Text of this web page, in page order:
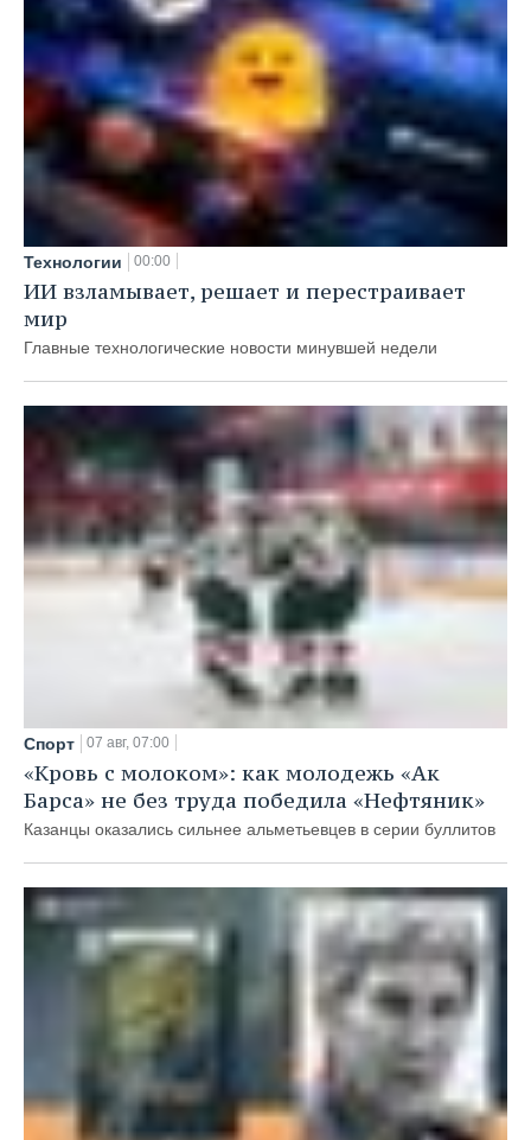
Технологии 00:00
ИИ взламывает, решает и перестраивает
мир
Главные технологические новости минувшей недели
Спорт 07 авг, 07:00
«Кровь с молоком»: как молодежь «Ак
Барса» не без труда победила «Нефтяник»
Казанцы оказались сильнее альметьевцев в серии буллитов